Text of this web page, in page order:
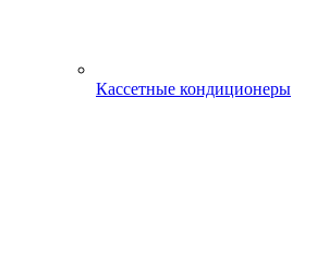
Кассетные кондиционеры